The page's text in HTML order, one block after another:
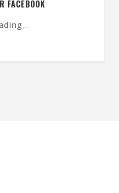
FACEBOOK